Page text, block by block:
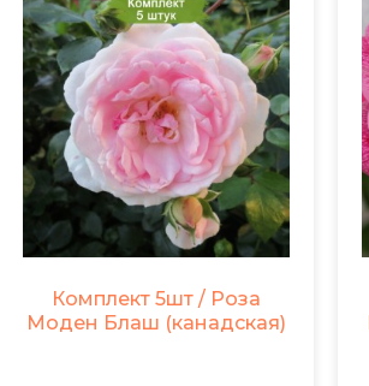
Комплект 5шт / Роза
Моден Блаш (канадская)